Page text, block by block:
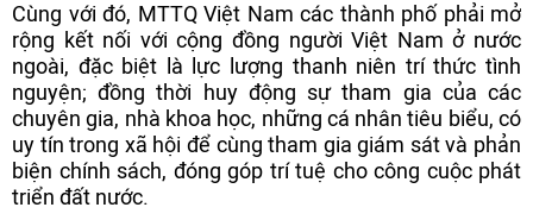
Cùng với đó, MTTQ Việt Nam các thành phố phải mở
rộng kết nối với cộng đồng người Việt Nam ở nước
ngoài, đặc biệt là lực lượng thanh niên trí thức tình
nguyện; đồng thời huy động sự tham gia của các
chuyên gia, nhà khoa học, những cá nhân tiêu biểu, có
uy tín trong xã hội để cùng tham gia giám sát và phản
biện chính sách, đóng góp trí tuệ cho công cuộc phát
triển đất nước.